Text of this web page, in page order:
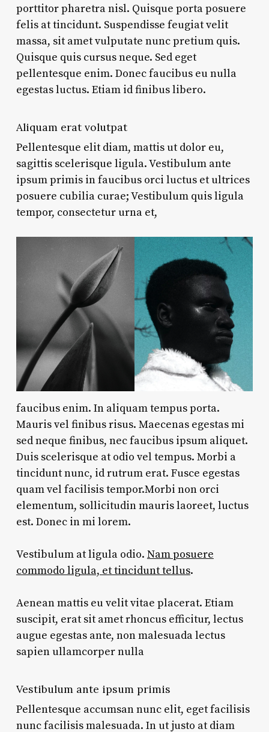
porttitor pharetra nisl. Quisque porta posuere
felis at tincidunt. Suspendisse feugiat velit
massa, sit amet vulputate nunc pretium quis.
Quisque quis cursus neque. Sed eget
pellentesque enim. Donec faucibus eu nulla
egestas luctus. Etiam id finibus libero.
Aliquam erat volutpat
Pellentesque elit diam, mattis ut dolor eu,
sagittis scelerisque ligula. Vestibulum ante
ipsum primis in faucibus orci luctus et ultrices
posuere cubilia curae; Vestibulum quis ligula
tempor, consectetur urna et,
faucibus enim. In aliquam tempus porta.
Mauris vel finibus risus. Maecenas egestas mi
sed neque finibus, nec faucibus ipsum aliquet.
Duis scelerisque at odio vel tempus. Morbi a
tincidunt nunc, id rutrum erat. Fusce egestas
quam vel facilisis tempor.Morbi non orci
elementum, sollicitudin mauris laoreet, luctus
est. Donec in mi lorem.
Vestibulum at ligula odio. Nam posuere
commodo ligula, et tincidunt tellus.
Aenean mattis eu velit vitae placerat. Etiam
suscipit, erat sit amet rhoncus efficitur, lectus
augue egestas ante, non malesuada lectus
sapien ullamcorper nulla
Vestibulum ante ipsum primis
Pellentesque accumsan nunc elit, eget facilisis
nunc facilisis malesuada. In ut justo at diam